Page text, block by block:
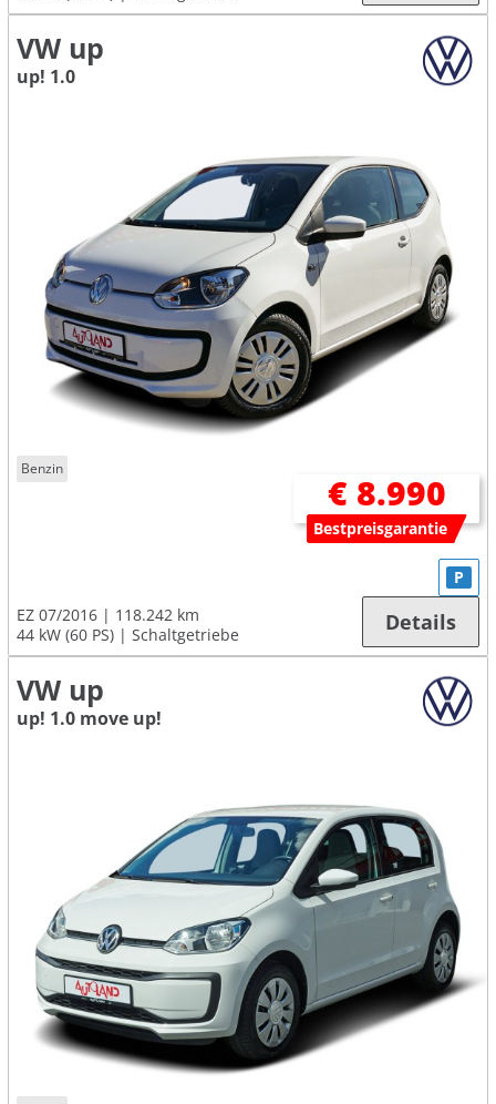
VW up
up! 1.0
Benzin
€ 8.990
Bestpreisgarantie
EZ 07/2016
118.242 km
44 kW (60 PS)
Schaltgetriebe
P
Details
VW up
up! 1.0 move up!